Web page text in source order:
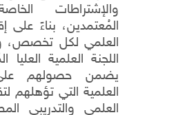
والإشتراطات
المُعتمدين، بناءً على
العلمي لكل تخصص،
اللجنة العلمية العليا
يضمن حصولهم
العلمية التي تؤهلهم
العلمي والتدريبي